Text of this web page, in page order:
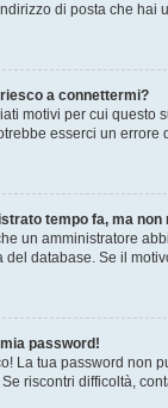
di posta che hai
a connettermi?
motivi per cui questo
esserci un errore
tempo fa, ma
un amministratore
del database. Se il
password!
La tua password non
riscontri difficoltà,